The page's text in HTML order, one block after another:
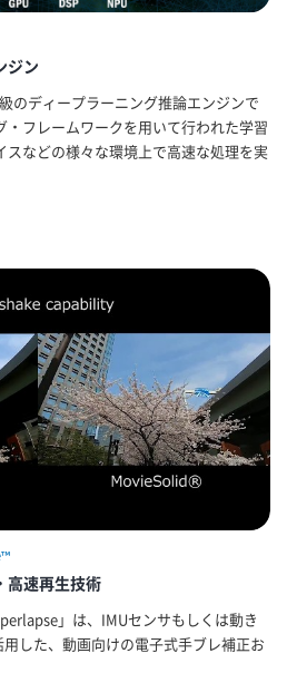
ジン
のディープラーニング推論エンジンで
フレームワークを用いて行われた学習
などの様々な環境上で高速な処理を実
高速再生技術
」は、IMUセンサもしくは動き
した、動画向けの電子式手ブレ補正お